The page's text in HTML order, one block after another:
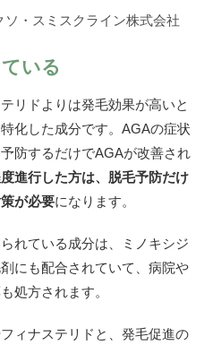
ソ・スミスクライン株式会社
いる
リドよりは発毛効果が高いと
化した成分です。AGAの症状
防するだけでAGAが改善され
進行した方は、脱毛予防だけ
が必要になります。
れている成分は、ミノキシジ
にも配合されていて、病院や
処方されます。
ィナステリドと、発毛促進の